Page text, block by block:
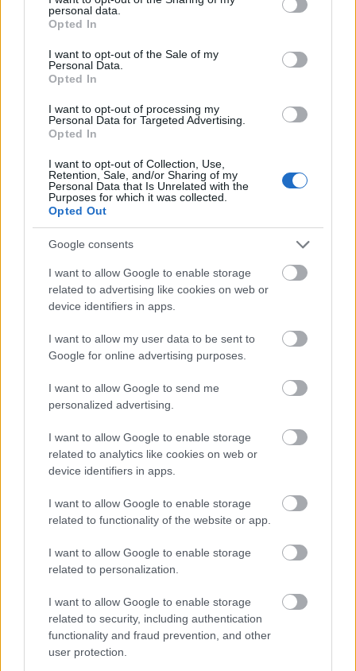
grant or deny consent to Google and its third-party tags to
use your data for below specified purposes in below Google
consent section.
personal data.
Opted In
I want to opt-out of the Sale of my
Personal Data.
Opted In
I want to opt-out of processing my
Personal Data for Targeted Advertising.
Opted In
I want to opt-out of Collection, Use,
Retention, Sale, and/or Sharing of my
Personal Data that Is Unrelated with the
Purposes for which it was collected.
Opted Out
Google consents
I want to allow Google to enable storage
related to advertising like cookies on web or
device identifiers in apps.
I want to allow my user data to be sent to
Google for online advertising purposes.
I want to allow Google to send me
personalized advertising.
I want to allow Google to enable storage
related to analytics like cookies on web or
device identifiers in apps.
I want to allow Google to enable storage
related to functionality of the website or app.
I want to allow Google to enable storage
related to personalization.
I want to allow Google to enable storage
related to security, including authentication
functionality and fraud prevention, and other
user protection.
kaphatnak ízelítőt a Dunaparti Művelődés
Ház Felolvasó színházi estjeire látogatók.
Dunajcsik Mátyás internetesT@rtuffe
mellett, Karafiáth Orsolya és Bella Máté
A
macskadémon
Garaczi LászlóBékeharc és karaoke
drámáját, valamint Székely Csaba
Bányavakság
közönség.
A MűvészetMalom megszépült műemlék
épületének udvaráben lép fel többek között
Katalin, Harcsa Veronika, valamint a
házigazda szerepet is betöltő Borbély
Műhely. A zenei étlapon szerepel még
régizene török és barokk muzsikával, dalmát
buffa a modenai Gruppo Amarcorddal.
Performanszokkal, koncertekkel és kísérleti
műfajokkal várják az érdeklődőket a fiatal
fesztivál legjelentősebb képzőművészeti
eseménye pedig a Tér-Pontok címmel
megnyíló országos szobrászati biennále.
A programok részletesen a
www.szentendreprogram.huhonlapon
ismerhetők meg.